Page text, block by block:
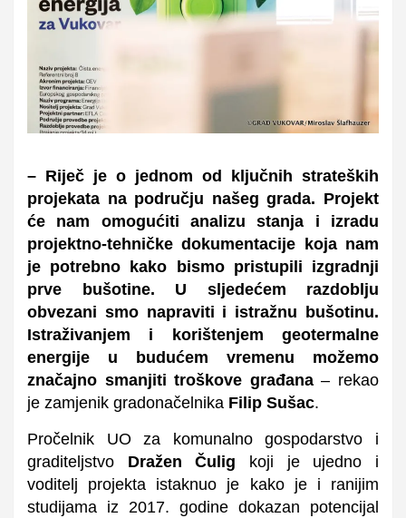
– Riječ je o jednom od ključnih strateških
projekata na području našeg grada. Projekt
će nam omogućiti analizu stanja i izradu
projektno-tehničke dokumentacije koja nam
je potrebno kako bismo pristupili izgradnji
prve bušotine. U sljedećem razdoblju
obvezani smo napraviti i istražnu bušotinu.
Istraživanjem i korištenjem geotermalne
energije u budućem vremenu možemo
značajno smanjiti troškove građana– rekao
je zamjenik gradonačelnika Filip Sušac.
Pročelnik UO za komunalno gospodarstvo i
graditeljstvo Dražen Čulig koji je ujedno i
voditelj projekta istaknuo je kako je i ranijim
studijama iz 2017. godine dokazan potencijal